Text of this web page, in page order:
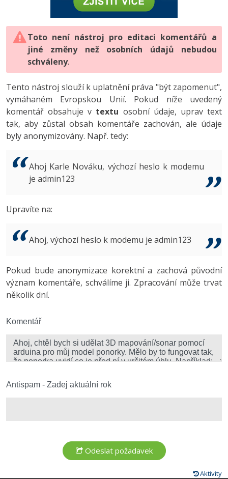
HTML5, CSS3, Bootstrap, SEO
SQL a databáze
Testování a verzování
UML a návrhové vzory
React
Spring
ASP.NET MVC
Best practices
PHP
JavaScript
Python
HTML / CSS
UML a návrhové vzory
MySQL/MariaDB
MS-SQL
Vývojář mobilních aplikací
C# Game developer
Tester
Systémový administrátor
3D grafik
Copywriter
WordPress specialista
-80%
JavaScript -80%
PHP -80%
Swift -80%
Kotlin -80%
VB.NET
Algoritmy -41%
Umělá inteligence (AI) -10%
Fórum
Digitální gramotnost
Marketing
WordPress
SEO
UX
Business
Copywriting
Windows
Kybernetická bezpečnost
Photoshop -80%
Adobe Illustrator -80%
Adobe Lightroom
Adobe XD
Adobe InDesign -25%
Adobe After Effects
Inkscape
Fórum
Toto není nástroj pro editaci komentářů a
jiné změny než osobních údajů nebudou
schváleny.
Tento nástroj slouží k uplatnění práva "být zapomenut",
vymáhaném Evropskou Unií. Pokud níže uvedený
komentář obsahuje v textu osobní údaje, uprav text
tak, aby zůstal obsah komentáře zachován, ale údaje
byly anonymizovány. Např. tedy:
Ahoj Karle Nováku, výchozí heslo k modemu
je admin123
Upravíte na:
Ahoj, výchozí heslo k modemu je admin123
Pokud bude anonymizace korektní a zachová původní
význam komentáře, schválíme ji. Zpracování může trvat
několik dní.
Komentář
Antispam - Zadej aktuální rok
Aktivity